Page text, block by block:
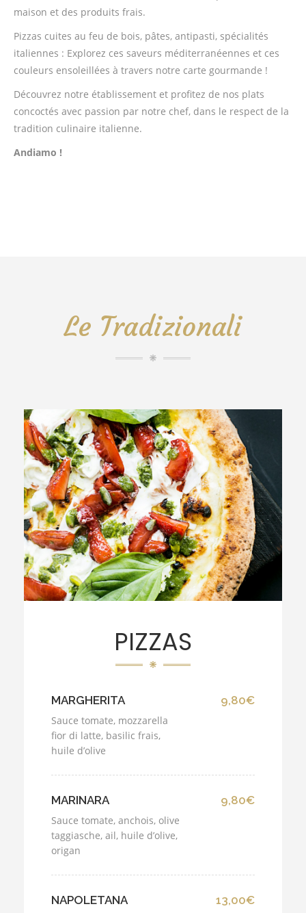
maison et des produits frais.
Pizzas cuites au feu de bois, pâtes, antipasti, spécialités
italiennes : Explorez ces saveurs méditerranéennes et ces
couleurs ensoleillées à travers notre carte gourmande !
Découvrez notre établissement et profitez de nos plats
concoctés avec passion par notre chef, dans le respect de la
tradition culinaire italienne.
Andiamo !
Le Tradizionali
PIZZAS
MARGHERITA
Sauce tomate, mozzarella
fior di latte, basilic frais,
huile d’olive
9,80€
MARINARA
Sauce tomate, anchois, olive
taggiasche, ail, huile d’olive,
origan
9,80€
NAPOLETANA 13,00€